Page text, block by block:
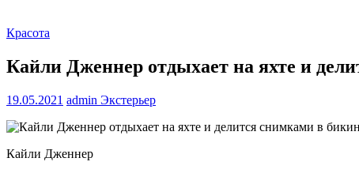
Красота
Кайли Дженнер отдыхает на яхте и
19.05.2021 admin Экстерьер
Кайли Дженнер